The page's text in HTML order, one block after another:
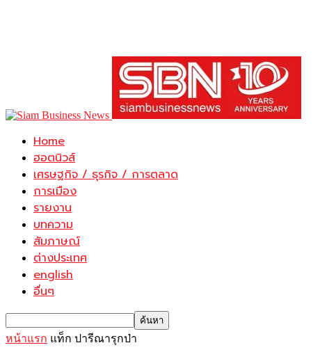
Home
ฮอตนิวส์
เศรษฐกิจ / ธุรกิจ / การตลาด
การเมือง
รายงาน
บทความ
สัมภาษณ์
ต่างประเทศ
english
อื่นๆ
หน้าแรก แท็ก ปารีณารุกป่า